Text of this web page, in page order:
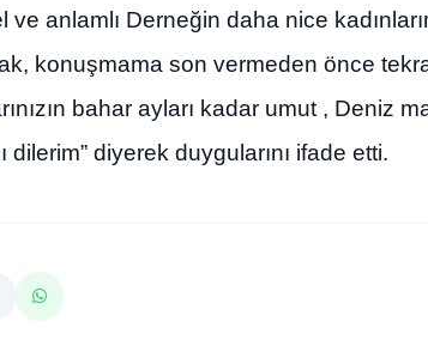
ve anlamlı Derneğin daha nice
konuşmama son vermeden önce
bahar ayları kadar umut , Deniz
dilerim” diyerek duygularını ifade etti.